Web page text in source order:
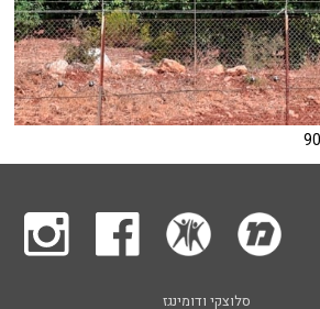
סלוצקי ודומינגז